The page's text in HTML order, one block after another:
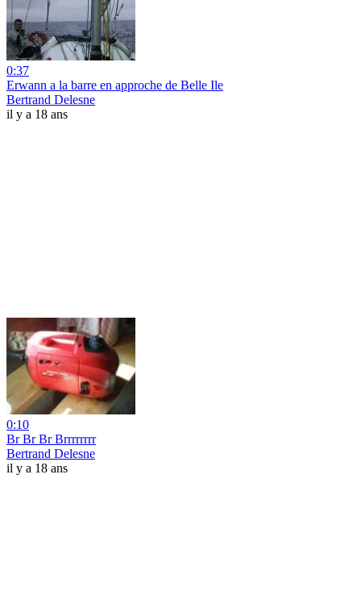
0:37
Erwann a la barre en approche de Belle Ile
Bertrand Delesne
il y a 18 ans
0:10
Br Br Br Brrrrrrrr
Bertrand Delesne
il y a 18 ans